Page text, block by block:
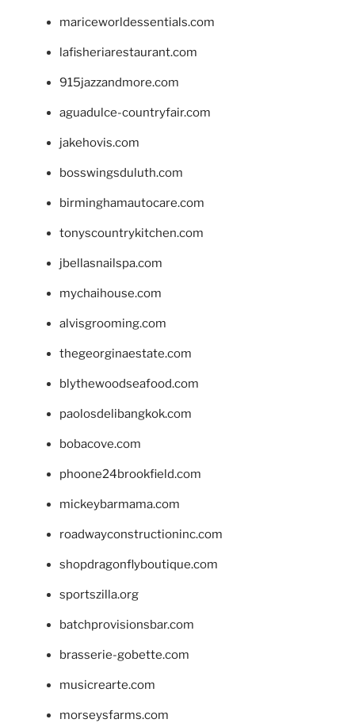
mariceworldessentials.com
lafisheriarestaurant.com
915jazzandmore.com
aguadulce-countryfair.com
jakehovis.com
bosswingsduluth.com
birminghamautocare.com
tonyscountrykitchen.com
jbellasnailspa.com
mychaihouse.com
alvisgrooming.com
thegeorginaestate.com
blythewoodseafood.com
paolosdelibangkok.com
bobacove.com
phoone24brookfield.com
mickeybarmama.com
roadwayconstructioninc.com
shopdragonflyboutique.com
sportszilla.org
batchprovisionsbar.com
brasserie-gobette.com
musicrearte.com
morseysfarms.com